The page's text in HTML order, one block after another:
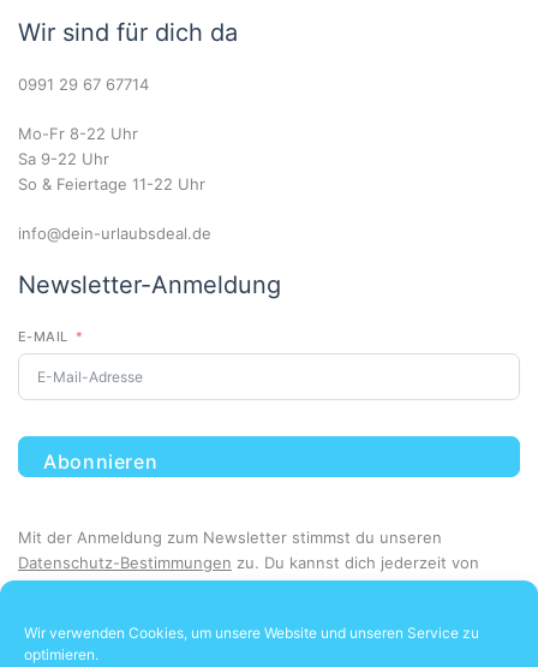
Wir verwenden Cookies, um unsere Website und unseren Service zu
optimieren.
Wir sind für dich da
0991 29 67 67714
Mo-Fr 8-22 Uhr
Sa 9-22 Uhr
So & Feiertage 11-22 Uhr
info@dein-urlaubsdeal.de
Newsletter-Anmeldung
E-MAIL
Abonnieren
Mit der Anmeldung zum Newsletter stimmst du unseren
Datenschutz-Bestimmungen zu. Du kannst dich jederzeit von